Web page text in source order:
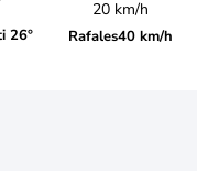
26°
20 km/h
Rafales40 km/h